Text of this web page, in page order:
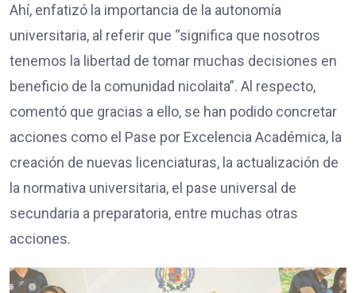
Ahí, enfatizó la importancia de la autonomía
universitaria, al referir que “significa que nosotros
tenemos la libertad de tomar muchas decisiones en
beneficio de la comunidad nicolaita”. Al respecto,
comentó que gracias a ello, se han podido concretar
acciones como el Pase por Excelencia Académica, la
creación de nuevas licenciaturas, la actualización de
la normativa universitaria, el pase universal de
secundaria a preparatoria, entre muchas otras
acciones.